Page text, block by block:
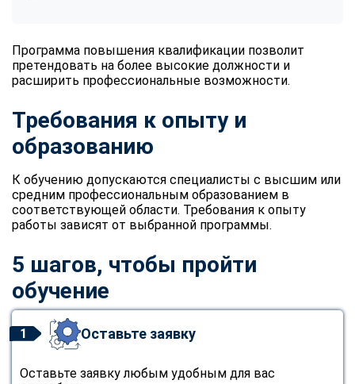
Программа повышения квалификации позволит
претендовать на более высокие должности и
расширить профессиональные возможности.
Требования к опыту и
образованию
К обучению допускаются специалисты с высшим или
средним профессиональным образованием в
соответствующей области. Требования к опыту
работы зависят от выбранной программы.
5 шагов, чтобы пройти
обучение
1 Оставьте заявку
Оставьте заявку любым удобным для вас